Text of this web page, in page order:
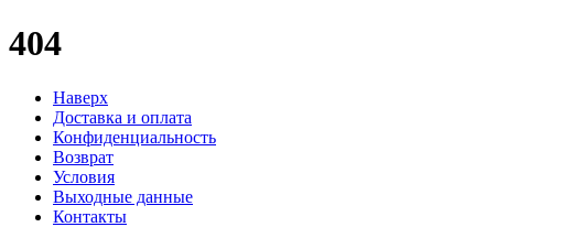
404
Наверх
Доставка и оплата
Конфиденциальность
Возврат
Условия
Выходные данные
Контакты